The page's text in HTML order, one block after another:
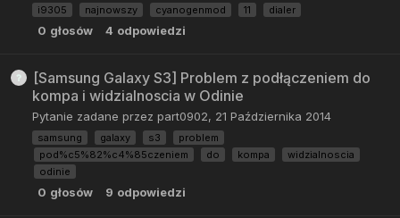
i9305 najnowszy cyanogenmod 11 dialer
0 głosów 4 odpowiedzi
[Samsung Galaxy S3] Problem z podłączeniem do
kompa i widzialnoscia w Odinie
Pytanie zadane przez part0902, 21 Października 2014
samsung galaxy s3
problem
pod%c5%82%c4%85czeniem
do kompa
widzialnoscia
odinie
0 głosów 9 odpowiedzi